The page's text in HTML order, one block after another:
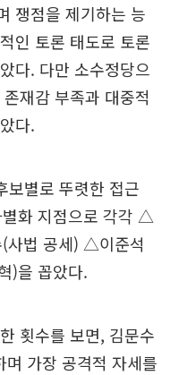
쟁점을 제기하는 능
인 토론 태도로 토론
다. 다만 소수정당으
재감 부족과 대중적
다.
보별로 뚜렷한 접근
화 지점으로 각각 △
사법 공세) △이준석
)을 꼽았다.
횟수를 보면, 김문수
가장 공격적 자세를